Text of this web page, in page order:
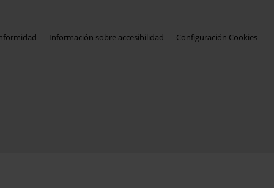
Información sobre accesibilidad Configuración Cookies